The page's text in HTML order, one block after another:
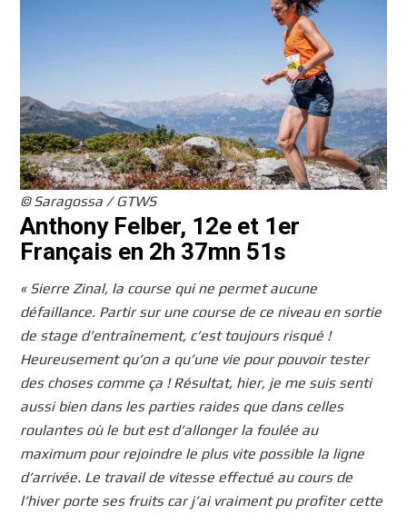
© Saragossa / GTWS
Anthony Felber, 12e et 1er
Français en 2h 37mn 51s
« Sierre Zinal, la course qui ne permet aucune
défaillance. Partir sur une course de ce niveau en sortie
de stage d’entraînement, c’est toujours risqué !
Heureusement qu’on a qu’une vie pour pouvoir tester
des choses comme ça ! Résultat, hier, je me suis senti
aussi bien dans les parties raides que dans celles
roulantes où le but est d’allonger la foulée au
maximum pour rejoindre le plus vite possible la ligne
d’arrivée. Le travail de vitesse effectué au cours de
l’hiver porte ses fruits car j’ai vraiment pu profiter cette